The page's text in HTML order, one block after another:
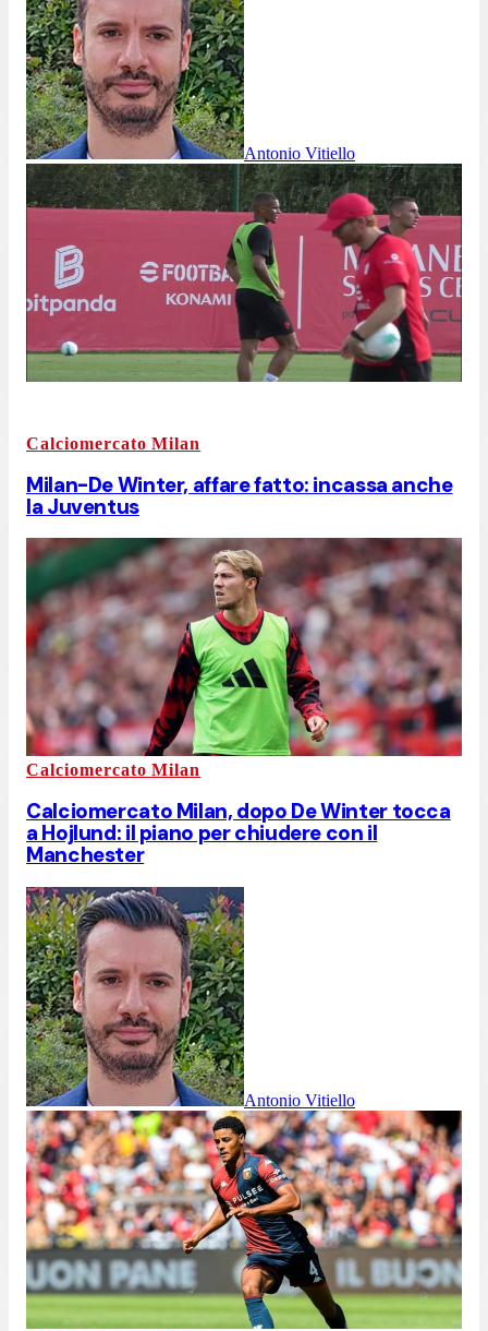
Antonio Vitiello
Calciomercato Milan
Milan-De Winter, affare fatto: incassa anche
la Juventus
Calciomercato Milan
Calciomercato Milan, dopo De Winter tocca
a Hojlund: il piano per chiudere con il
Manchester
Antonio Vitiello